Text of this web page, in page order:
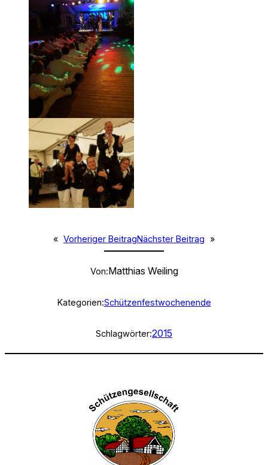
« Vorheriger BeitragNächster Beitrag »
Von:Matthias Weiling
Kategorien:Schützenfestwochenende
Schlagwörter:2015